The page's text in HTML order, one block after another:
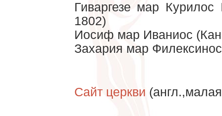
Гиваргезе мар Курилос
1802)
Иосиф мар Иваниос
Захария мар
Сайт церкви